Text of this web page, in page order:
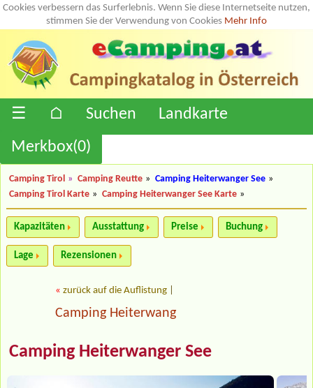
Cookies verbessern das Surferlebnis. Wenn Sie diese Internetseite nutzen,
stimmen Sie der Verwendung von Cookies Mehr Info
☰ ⌂ Suchen
Landkarte
Merkbox(0)
Camping Tirol » Camping Reutte » Camping Heiterwanger See »
Camping Tirol Karte » Camping Heiterwanger See Karte »
Kapazitäten Ausstattung Preise Buchung
Lage Rezensionen
« zurück auf die Auflistung
Camping Heiterwang
Camping Heiterwanger See